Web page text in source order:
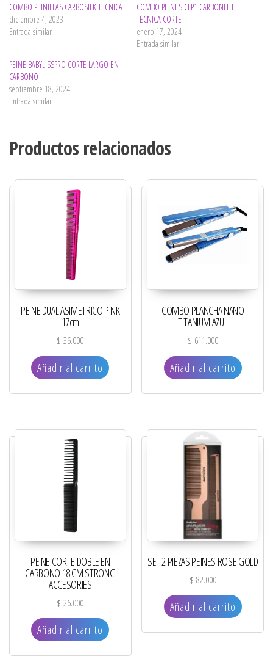
COMBO PEINILLAS CARBOSILK TECNICA
diciembre 4, 2023
Entrada similar
COMBO PEINES CLP1 CARBONLITE
TECNICA CORTE
enero 17, 2024
Entrada similar
PEINE BABYLISSPRO CORTE LARGO EN
CARBONO
septiembre 18, 2024
Entrada similar
Productos relacionados
PEINE DUAL ASIMETRICO PINK
17cm
$ 36.000
Añadir al carrito
COMBO PLANCHA NANO
TITANIUM AZUL
$ 611.000
Añadir al carrito
PEINE CORTE DOBLE EN
CARBONO 18 CM STRONG
ACCESORIES
$ 26.000
Añadir al carrito
SET 2 PIEZAS PEINES ROSE GOLD
$ 82.000
Añadir al carrito